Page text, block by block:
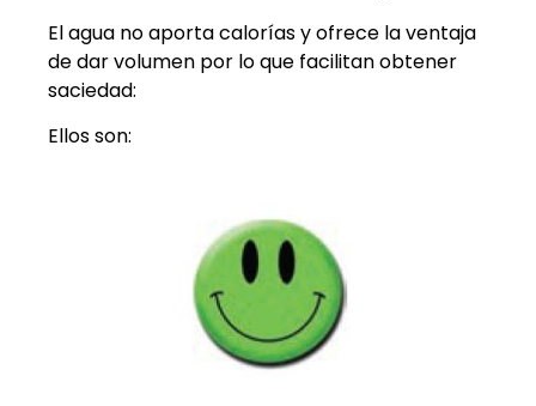
El agua no aporta calorías y ofrece la ventaja
de dar volumen por lo que facilitan obtener
saciedad:
Ellos son: